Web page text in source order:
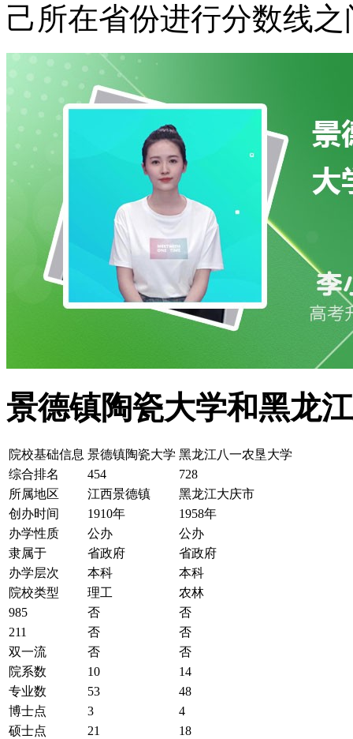
己所在省份进行分数线
景德镇陶瓷大学和黑龙
院校基础信息 景德镇陶瓷大学 黑龙江八一农垦大学
综合排名
454
728
所属地区
江西景德镇
黑龙江大庆市
创办时间
1910年
1958年
办学性质
公办
公办
隶属于
省政府
省政府
办学层次
本科
本科
院校类型
理工
农林
985
否
否
211
否
否
双一流
否
否
院系数
10
14
专业数
53
48
博士点
3
4
硕士点
21 18